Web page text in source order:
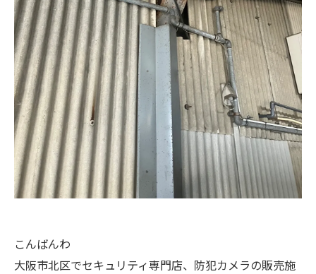
​こんばんわ
大阪市北区でセキュリティ専門店、防犯カメラの販売施